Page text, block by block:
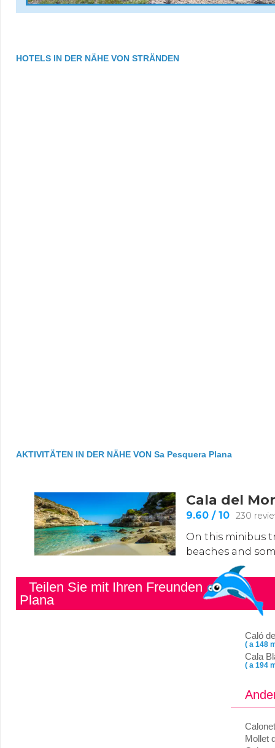
HOTELS IN DER NÄHE VON STRÄNDEN
AKTIVITÄTEN IN DER NÄHE VON Sa Pesquera Plana
Teilen Sie mit Ihren Freunden
Plana
Caló
( a 148
Cala
( a 194
Mollet